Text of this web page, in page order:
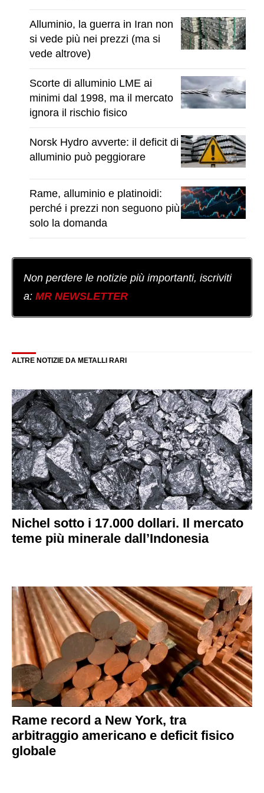
Alluminio, la guerra in Iran non
si vede più nei prezzi (ma si
vede altrove)
Scorte di alluminio LME ai
minimi dal 1998, ma il mercato
ignora il rischio fisico
Norsk Hydro avverte: il deficit di
alluminio può peggiorare
Rame, alluminio e platinoidi:
perché i prezzi non seguono più
solo la domanda
Non perdere le notizie più importanti, iscriviti
a: MR NEWSLETTER
ALTRE NOTIZIE DA METALLI RARI
Nichel sotto i 17.000 dollari. Il mercato
teme più minerale dall’Indonesia
Rame record a New York, tra
arbitraggio americano e deficit fisico
globale